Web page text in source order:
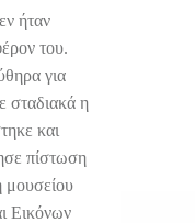
ήταν
του.
για
σταδιακά η
και
πίστωση
μουσείου
Εικόνων